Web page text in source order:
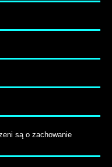
są o zachowanie